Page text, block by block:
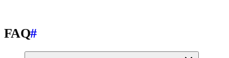
FAQ#